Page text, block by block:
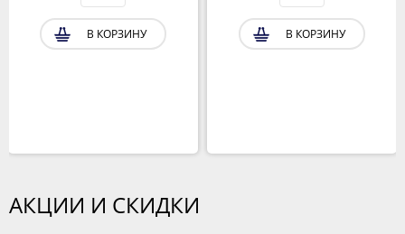
В КОРЗИНУ В КОРЗИНУ
АКЦИИ И СКИДКИ